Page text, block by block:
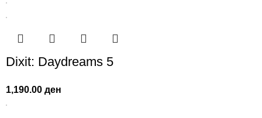
Dixit: Daydreams 5
1,190.00ден